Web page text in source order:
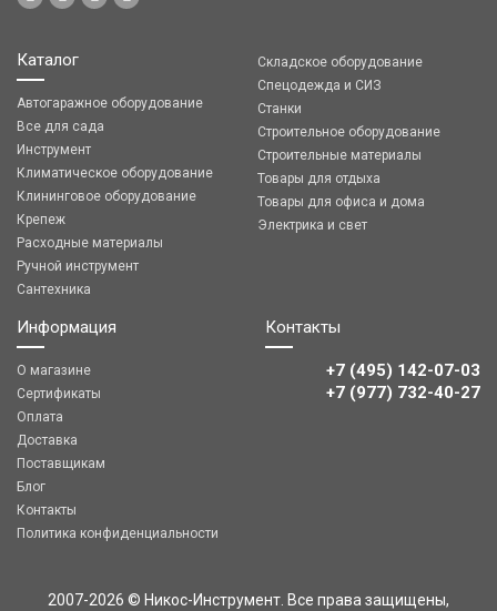
Каталог
Автогаражное оборудование
Все для сада
Инструмент
Климатическое оборудование
Клининговое оборудование
Крепеж
Расходные материалы
Ручной инструмент
Сантехника
Складское оборудование
Спецодежда и СИЗ
Станки
Строительное оборудование
Строительные материалы
Товары для отдыха
Товары для офиса и дома
Электрика и свет
Информация
О магазине
Сертификаты
Оплата
Доставка
Поставщикам
Блог
Контакты
Политика конфиденциальности
Контакты
+7 (495) 142-07-03
‎‎+7 (977) 732-40-27
2007-2026 © Никос-Инструмент. Все права защищены,